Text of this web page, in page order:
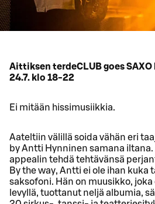
Aittiksen terdeCLUB goes
24.7. klo 18-22
Ei mitään hissimusiikkia.
Aateltiin välillä soida vähän eri
by Antti Hynninen samana
appealin tehdä tehtävänsä
By the way, Antti ei ole ihan kuka
saksofoni. Hän on muusikko,
levyllä, tuottanut neljä albumia,